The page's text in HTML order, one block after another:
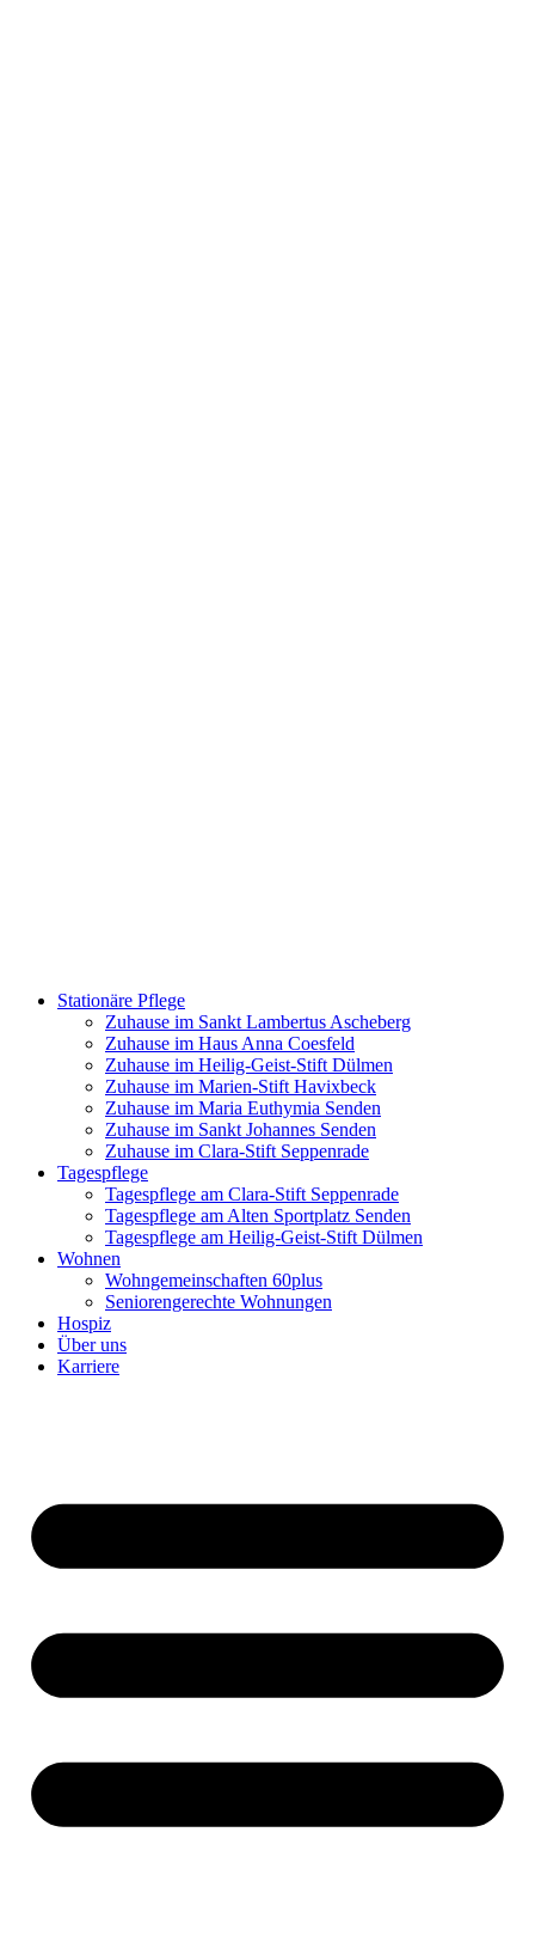
Stationäre Pflege
Zuhause im Sankt Lambertus Ascheberg
Zuhause im Haus Anna Coesfeld
Zuhause im Heilig-Geist-Stift Dülmen
Zuhause im Marien-Stift Havixbeck
Zuhause im Maria Euthymia Senden
Zuhause im Sankt Johannes Senden
Zuhause im Clara-Stift Seppenrade
Tagespflege
Tagespflege am Clara-Stift Seppenrade
Tagespflege am Alten Sportplatz Senden
Tagespflege am Heilig-Geist-Stift Dülmen
Wohnen
Wohngemeinschaften 60plus
Seniorengerechte Wohnungen
Hospiz
Über uns
Karriere